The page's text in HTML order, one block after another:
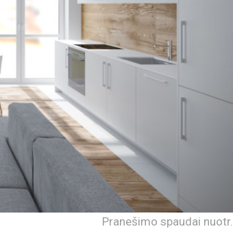
Pranešimo spaudai nuotr.